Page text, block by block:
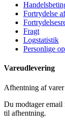
Fortrydelse
Fragt
Logstatistik
Personlige
Vareudlevering
Afhentning af
Du modtager
til afhentning.